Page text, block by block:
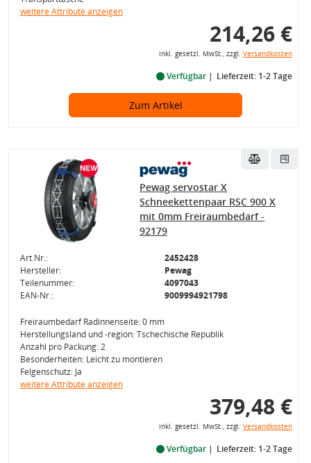
weitere Attribute anzeigen
214,26 €
inkl. gesetzl. MwSt., zzgl. Versandkosten
Verfügbar Lieferzeit: 1-2 Tage
Zum Artikel
Pewag servostar X
Schneekettenpaar RSC 900 X
mit 0mm Freiraumbedarf -
92179
Art.Nr.:
2452428
Hersteller:
Pewag
Teilenummer:
4097043
EAN-Nr.:
9009994921798
Freiraumbedarf Radinnenseite: 0 mm
Herstellungsland und -region: Tschechische Republik
Anzahl pro Packung: 2
Besonderheiten: Leicht zu montieren
Felgenschutz: Ja
weitere Attribute anzeigen
379,48 €
inkl. gesetzl. MwSt., zzgl. Versandkosten
Verfügbar Lieferzeit: 1-2 Tage